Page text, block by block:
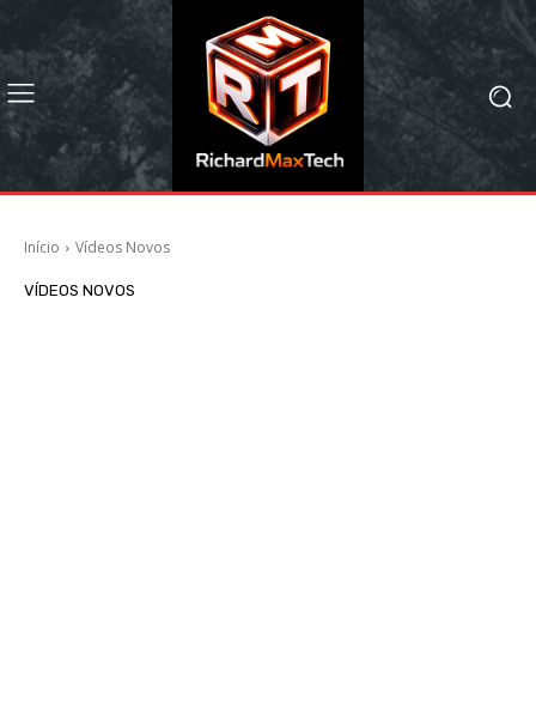
Início Vídeos Novos
VÍDEOS NOVOS